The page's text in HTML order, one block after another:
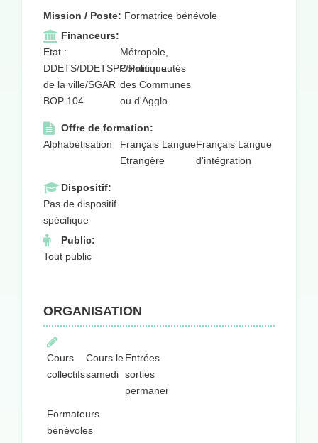
Mission / Poste: Formatrice bénévole
Financeurs:
Etat :
DDETS/DDETSPP/Politique
de la ville/SGAR
BOP 104
Métropole,
Communautés
des Communes
ou d'Agglo
Offre de formation:
Alphabétisation
Français Langue
Etrangère
Français Langue
d'intégration
Dispositif:
Pas de dispositif
spécifique
Public:
Tout public
ORGANISATION
Cours
collectifs
Cours le
samedi
Entrées
sorties
permanentes
Formateurs
bénévoles